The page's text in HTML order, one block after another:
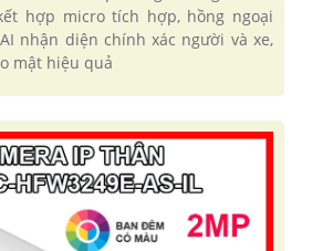
hợp micro tích hợp, hồng ngoại
nhận diện chính xác người và xe,
mật hiệu quả